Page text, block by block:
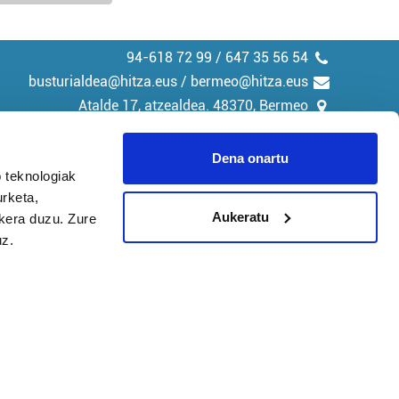
duzu. Zure
Dena onartu
Aukeratu
94-618 72 99 / 647 35 56 54
busturialdea@hitza.eus / bermeo@hitza.eus
Atalde 17, atzealdea. 48370, Bermeo
Cookieak
zure ekarpena